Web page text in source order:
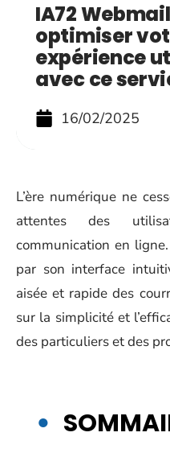
IA72
optimiser
expérience
avec ce
16/02/2025
L’ère numérique ne
attentes des
communication en
par son interface
aisée et rapide des
sur la simplicité et
des particuliers et des